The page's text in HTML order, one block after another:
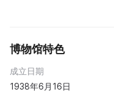
博物馆特色
成立日期
1938年6月16日